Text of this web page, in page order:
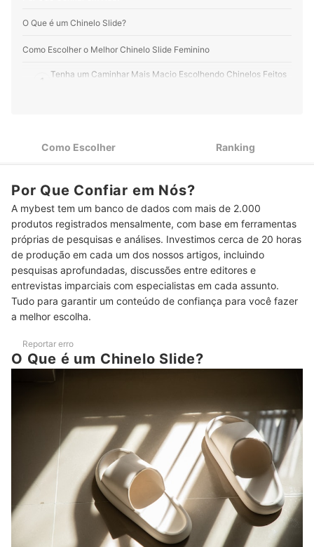
objetiva e gostosa de ler.
O Que é um Chinelo Slide?
Como Escolher o Melhor Chinelo Slide Feminino
1
Tenha um Caminhar Mais Macio Escolhendo Chinelos Feitos
Confira o Peso para Comprar Chinelos Slide Femininos que te
4
Cores Vivas ou Neutras? Confira as Opções que Combinam
com Seu Estilo!
5
Para Não Errar o Tamanho, Verifique a Numeração do Chinelo
Slide Feminino
Top 10 Melhores Chinelos Slide Femininos
Como Usar um Chinelo Slide Feminino?
Como Lavar um Chinelo Slide Feminino?
Conheça Outros Calçados Confortáveis para os Seus Pés
Como Escolher Ranking
Por Que Confiar em Nós?
A mybest tem um banco de dados com mais de 2.000
produtos registrados mensalmente, com base em ferramentas
próprias de pesquisas e análises. Investimos cerca de 20 horas
de produção em cada um dos nossos artigos, incluindo
pesquisas aprofundadas, discussões entre editores e
entrevistas imparciais com especialistas em cada assunto.
Tudo para garantir um conteúdo de confiança para você fazer
a melhor escolha.
Reportar erro
O Que é um Chinelo Slide?